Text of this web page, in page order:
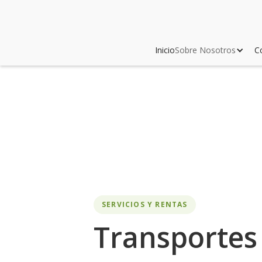
InicioSobre Nosotros
SERVICIOS Y RENTAS